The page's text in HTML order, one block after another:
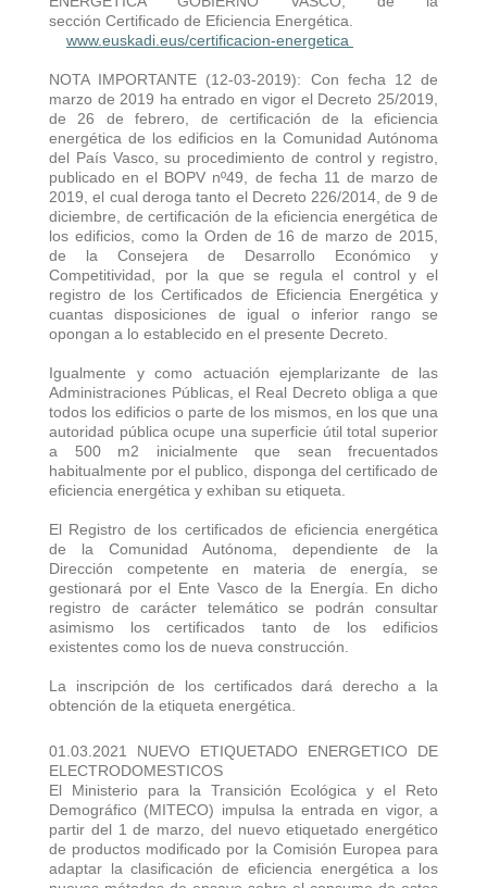
sección Certificado de Eficiencia Energética.
www.euskadi.eus/certificacion-energetica
NOTA IMPORTANTE (12-03-2019): Con fecha 12 de
marzo de 2019 ha entrado en vigor el Decreto 25/2019,
de 26 de febrero, de certificación de la eficiencia
energética de los edificios en la Comunidad Autónoma
del País Vasco, su procedimiento de control y registro,
publicado en el BOPV nº49, de fecha 11 de marzo de
2019, el cual deroga tanto el Decreto 226/2014, de 9 de
diciembre, de certificación de la eficiencia energética de
los edificios, como la Orden de 16 de marzo de 2015,
de la Consejera de Desarrollo Económico y
Competitividad, por la que se regula el control y el
registro de los Certificados de Eficiencia Energética y
cuantas disposiciones de igual o inferior rango se
opongan a lo establecido en el presente Decreto.
Igualmente y como actuación ejemplarizante de las
Administraciones Públicas, el Real Decreto obliga a que
todos los edificios o parte de los mismos, en los que una
autoridad pública ocupe una superficie útil total superior
a 500 m2 inicialmente que sean frecuentados
habitualmente por el publico, disponga del certificado de
eficiencia energética y exhiban su etiqueta.
El Registro de los certificados de eficiencia energética
de la Comunidad Autónoma, dependiente de la
Dirección competente en materia de energía, se
gestionará por el Ente Vasco de la Energía. En dicho
registro de carácter telemático se podrán consultar
asimismo los certificados tanto de los edificios
existentes como los de nueva construcción.
La inscripción de los certificados dará derecho a la
obtención de la etiqueta energética.
01.03.2021 NUEVO ETIQUETADO ENERGETICO DE
ELECTRODOMESTICOS
El Ministerio para la Transición Ecológica y el Reto
Demográfico (MITECO) impulsa la entrada en vigor, a
partir del 1 de marzo, del nuevo etiquetado energético
de productos modificado por la Comisión Europea para
adaptar la clasificación de eficiencia energética a los